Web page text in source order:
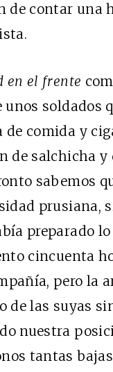
de contar una
en el frente
unos soldados
de comida y
de salchicha y
sabemos
prusiana,
preparado
cincuenta
pero la
de las suyas
nuestra
tantas